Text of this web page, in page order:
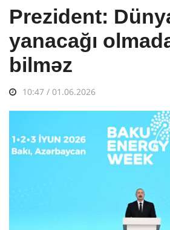
Prezident:
yanacağı
bilməz
10:47 / 01.06.2026